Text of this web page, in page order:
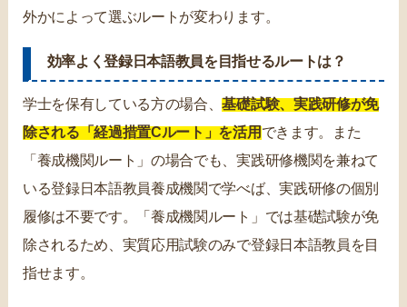
外かによって選ぶルートが変わります。
効率よく登録日本語教員を目指せるルートは？
学士を保有している方の場合、基礎試験、実践研修が免
除される「経過措置Cルート」を活用 できます。また
「養成機関ルート」の場合でも、実践研修機関を兼ねて
いる登録日本語教員養成機関で学べば、実践研修の個別
履修は不要です。「養成機関ルート」では基礎試験が免
除されるため、実質応用試験のみで登録日本語教員を目
指せます。